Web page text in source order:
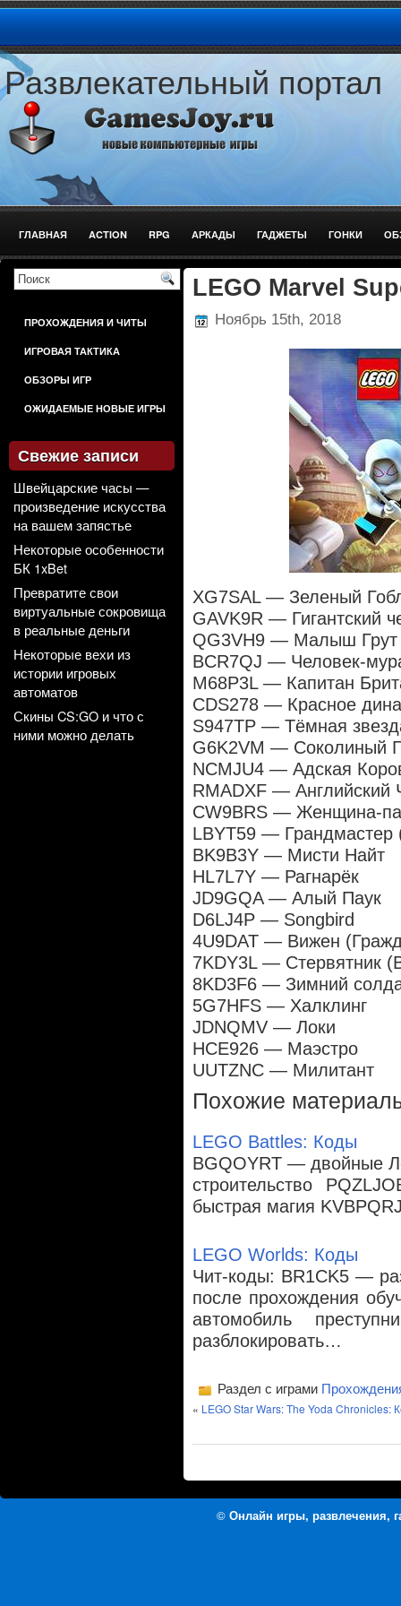
Развлекательный портал
ГЛАВНАЯ ACTION RPG АРКАДЫ ГАДЖЕТЫ ГОНКИ
ШУТЕРЫ
ПРОХОЖДЕНИЯ И ЧИТЫ
ИГРОВАЯ ТАКТИКА
ОБЗОРЫ ИГР
ОЖИДАЕМЫЕ НОВЫЕ ИГРЫ
Свежие записи
Швейцарские часы —
произведение искусства
на вашем запястье
Некоторые особенности
БК 1xBet
Превратите свои
виртуальные сокровища
в реальные деньги
Некоторые вехи из
истории игровых
автоматов
Скины CS:GO и что с
ними можно делать
LEGO Marvel
Ноябрь 15th, 2018
XG7SAL — Зеленый
GAVK9R — Гигантский
QG3VH9 — Малыш Грут
BCR7QJ — Человек-
M68P3L — Капитан
CDS278 — Красное
S947TP — Тёмная
G6K2VM — Соколиный
NCMJU4 — Адская
RMADXF — Английский
CW9BRS — Женщина-
LBYT59 — Грандмастер
BK9B3Y — Мисти Найт
HL7L7Y — Рагнарёк
JD9GQA — Алый Паук
D6LJ4P — Songbird
4U9DAT — Вижен
7KDY3L — Стервятник
8KD3F6 — Зимний
5G7HFS — Халклинг
JDNQMV — Локи
HCE926 — Маэстро
UUTZNC — Милитант
Похожие
LEGO Battles: Коды
BGQOYRT — двойные
строительство
быстрая магия
LEGO Worlds: Коды
Чит-коды: BR1CK5 —
после прохождения
автомобиль
разблокировать…
Раздел с играми
« LEGO Star Wars: The Yoda Chronicles:
© Онлайн игры, развлечения,